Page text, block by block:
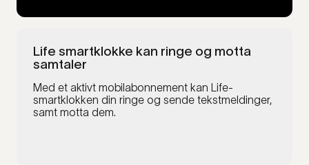
Life smartklokke kan ringe og motta
samtaler
Med et aktivt mobilabonnement kan Life-
smartklokken din ringe og sende tekstmeldinger,
samt motta dem.